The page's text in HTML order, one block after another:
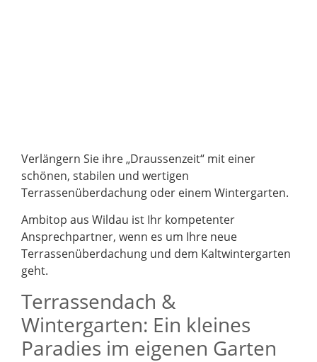
Verlängern Sie ihre „Draussenzeit“ mit einer
schönen, stabilen und wertigen
Terrassenüberdachung oder einem Wintergarten.
Ambitop aus Wildau ist Ihr kompetenter
Ansprechpartner, wenn es um Ihre neue
Terrassenüberdachung und dem Kaltwintergarten
geht.
Terrassendach &
Wintergarten: Ein kleines
Paradies im eigenen Garten